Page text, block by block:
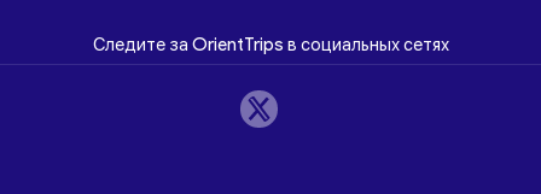
Следите за OrientTrips в социальных сетях